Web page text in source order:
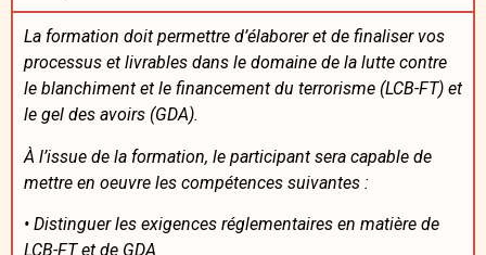
La formation doit permettre d’élaborer et de finaliser vos
processus et livrables dans le domaine de la lutte contre
le blanchiment et le financement du terrorisme (LCB-FT) et
le gel des avoirs (GDA).
À l’issue de la formation, le participant sera capable de
mettre en oeuvre les compétences suivantes :
• Distinguer les exigences réglementaires en matière de
LCB-FT et de GDA